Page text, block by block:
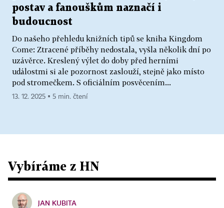
postav a fanouškům naznačí i
budoucnost
Do našeho přehledu knižních tipů se kniha Kingdom
Come: Ztracené příběhy nedostala, vyšla několik dní po
uzávěrce. Kreslený výlet do doby před herními
událostmi si ale pozornost zaslouží, stejně jako místo
pod stromečkem. S oficiálním posvěcením...
13. 12. 2025 ▪ 5 min. čtení
Vybíráme z HN
JAN KUBITA